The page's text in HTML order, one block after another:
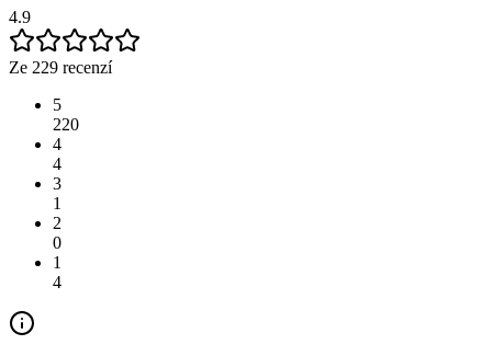
4.9
Ze 229 recenzí
5
220
4
4
3
1
2
0
1
4